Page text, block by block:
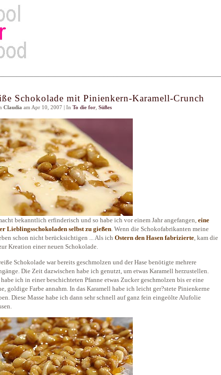
Schokolade mit Pinienkern-Karamell-Crunch
Claudia am Apr 10, 2007 | In To die for Süßes
bekanntlich erfinderisch und so habe ich vor einem Jahr angefangen, eine
Lieblingsschokoladen selbst zu gießen. Wenn die Schokofabrikanten meine
schon nicht berücksichtigen ... Als ich Ostern den Hasen fabrizierte, kam die
Kreation einer neuen Schokolade.
Schokolade war bereits geschmolzen und der Hase benötigte mehrere
Die Zeit dazwischen habe ich genutzt, um etwas Karamell herzustellen.
ich in einer beschichteten Pfanne etwas Zucker geschmolzen bis er eine
goldige Farbe annahm. In das Karamell habe ich leicht ger?stete Pinienkerne
Diese Masse habe ich dann sehr schnell auf ganz fein eingeölte Alufolie